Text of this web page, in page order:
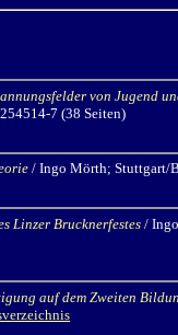
von Jugend
7 (38 Seiten)
/ Ingo Mörth; Stuttgart/
Linzer Brucknerfestes /
auf dem Zweiten